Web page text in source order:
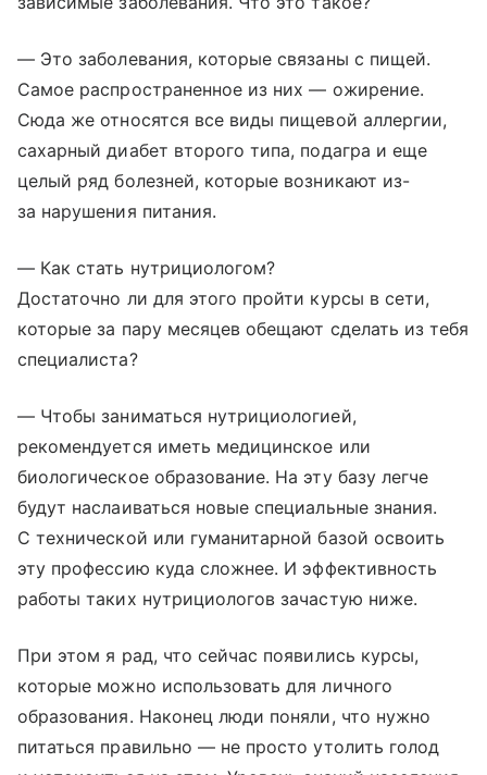
— Это заболевания, которые связаны с пищей.
Самое распространенное из них — ожирение.
Сюда же относятся все виды пищевой аллергии,
сахарный диабет второго типа, подагра и еще
целый ряд болезней, которые возникают из-
за нарушения питания.
— Как стать нутрициологом?
Достаточно ли для этого пройти курсы в сети,
которые за пару месяцев обещают сделать из тебя
специалиста?
— Чтобы заниматься нутрициологией,
рекомендуется иметь медицинское или
биологическое образование. На эту базу легче
будут наслаиваться новые специальные знания.
С технической или гуманитарной базой освоить
эту профессию куда сложнее. И эффективность
работы таких нутрициологов зачастую ниже.
При этом я рад, что сейчас появились курсы,
которые можно использовать для личного
образования. Наконец люди поняли, что нужно
питаться правильно — не просто утолить голод